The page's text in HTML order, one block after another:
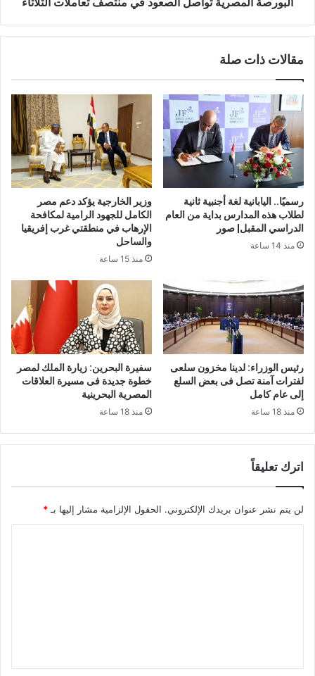
مقالات ذات صلة
رسميًا.. اليابانية لغة أجنبية ثانية
لطلاب هذه المدارس بداية من العام
الدراسي المقبل| صور
منذ 14 ساعة
وزير الخارجية يؤكد دعم مصر
الكامل للجهود الرامية لمكافحة
الإرهاب في منطقتي غرب إفريقيا
والساحل
منذ 15 ساعة
رئيس الوزراء: لدينا مخزون سلعى
لفترات آمنة تصل فى بعض السلع
إلى عام كامل
منذ 18 ساعة
سفيرة البحرين: زيارة الملك لمصر
خطوة جديدة فى مسيرة العلاقات
المصرية البحرينية
منذ 18 ساعة
اترك تعليقاً
لن يتم نشر عنوان بريدك الإلكتروني. الحقول الإلزامية مشار إليها بـ *